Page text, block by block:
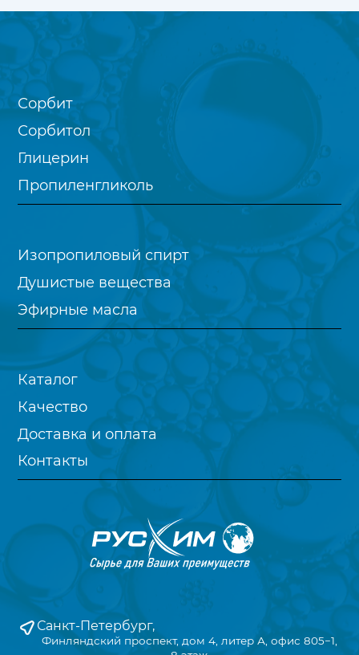
Санкт-Петербург,
Финляндский проспект, дом 4, литер А, офис 805−1,
Сорбит
Сорбитол
Глицерин
Пропиленгликоль
Изопропиловый спирт
Душистые вещества
Эфирные масла
Каталог
Качество
Доставка и оплата
Контакты